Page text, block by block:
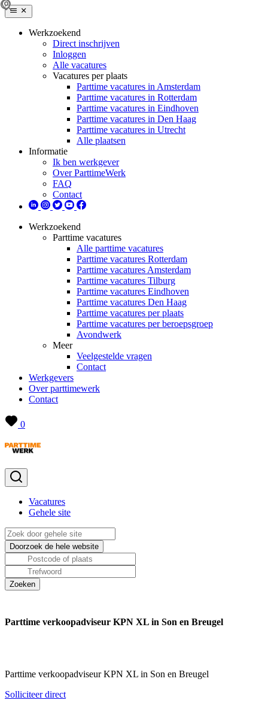
Werkzoekend
Direct inschrijven
Inloggen
Alle vacatures
Vacatures per plaats
Parttime vacatures in Amsterdam
Parttime vacatures in Rotterdam
Parttime vacatures in Eindhoven
Parttime vacatures in Den Haag
Parttime vacatures in Utrecht
Alle plaatsen
Informatie
Ik ben werkgever
Over ParttimeWerk
FAQ
Contact
Werkzoekend
Parttime vacatures
Alle parttime vacatures
Parttime vacatures Rotterdam
Parttime vacatures Amsterdam
Parttime vacatures Tilburg
Parttime vacatures Eindhoven
Parttime vacatures Den Haag
Parttime vacatures per plaats
Parttime vacatures per beroepsgroep
Avondwerk
Meer
Veelgestelde vragen
Contact
Werkgevers
Over parttimewerk
Contact
0
Vacatures
Gehele site
Parttime verkoopadviseur KPN XL in Son en Breugel
Parttime verkoopadviseur KPN XL in Son en Breugel
Solliciteer direct